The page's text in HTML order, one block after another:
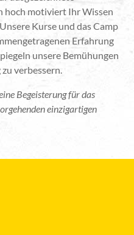
hoch motiviert Ihr Wissen
Kurse und das Camp
Erfahrung
unsere Bemühungen
verbessern.
Begeisterung für das
einzigartigen